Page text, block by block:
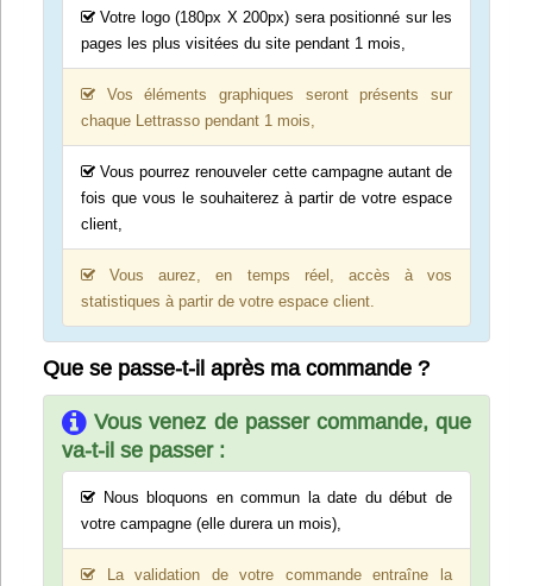
Votre logo (180px X 200px) sera positionné sur les
pages les plus visitées du site pendant 1 mois,
Vos éléments graphiques seront présents sur
chaque Lettrasso pendant 1 mois,
Vous pourrez renouveler cette campagne autant de
fois que vous le souhaiterez à partir de votre espace
client,
Vous aurez, en temps réel, accès à vos
statistiques à partir de votre espace client.
Que se passe-t-il après ma commande ?
Vous venez de passer commande, que
va-t-il se passer :
Nous bloquons en commun la date du début de
votre campagne (elle durera un mois),
La validation de votre commande entraîne la